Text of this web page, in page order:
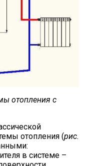
отопления с
отопления (рис.
в системе –